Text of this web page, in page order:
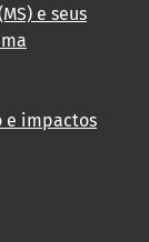
e seus
e impactos